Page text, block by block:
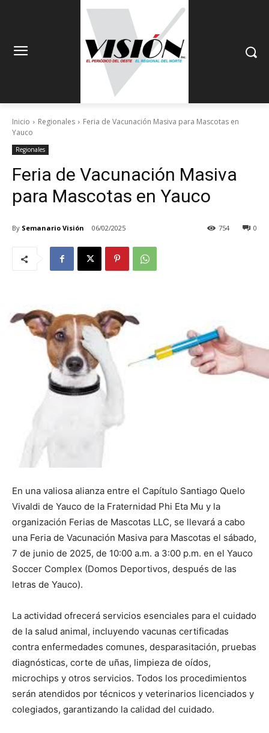
Inicio Regionales
Feria de Vacunación Masiva para Mascotas en
Yauco
Regionales
Feria de Vacunación Masiva
para Mascotas en Yauco
By Semanario Visión 06/02/2025 0
754
En una valiosa alianza entre el Capítulo Santiago Quelo
Vivaldi de Yauco de la Fraternidad Phi Eta Mu y la
organización Ferias de Mascotas LLC, se llevará a cabo
una Feria de Vacunación Masiva para Mascotas el sábado,
7 de junio de 2025, de 10:00 a.m. a 3:00 p.m. en el Yauco
Soccer Complex (Domos Deportivos, después de las
letras de Yauco).
La actividad ofrecerá servicios esenciales para el cuidado
de la salud animal, incluyendo vacunas certificadas
contra enfermedades comunes, desparasitación, pruebas
diagnósticas, corte de uñas, limpieza de oídos,
microchips y otros servicios. Todos los procedimientos
serán atendidos por técnicos y veterinarios licenciados y
colegiados, garantizando la calidad del cuidado.